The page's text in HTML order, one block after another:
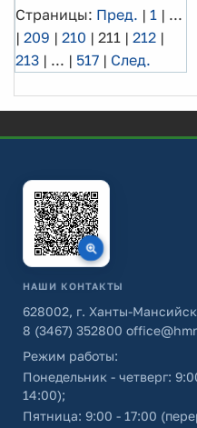
Страницы: Пред. | 1 | ...
| 209 | 210 | 211 | 212 |
213 | ... | 517 | След.
НАШИ КОНТАКТЫ
628002, г. Ханты-
8 (3467) 352800
Режим работы:
Понедельник - четверг:
14:00);
Пятница: 9:00 - 17:00